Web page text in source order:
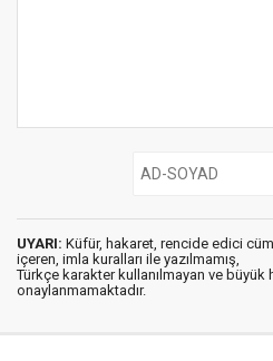
UYARI: Küfür, hakaret, rencide edici
içeren, imla kuralları ile yazılmamış,
Türkçe karakter kullanılmayan ve büyük
onaylanmamaktadır.